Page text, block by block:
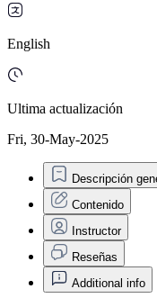
English
Ultima actualización
Fri, 30-May-2025
Descripción
Contenido
Instructor
Reseñas
Additional info